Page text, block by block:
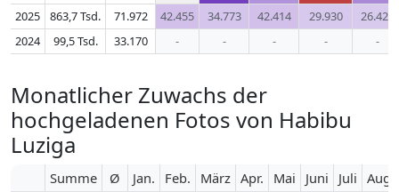
2025
863,7 Tsd. 71.972 42.455 34.773 42.414 29.930
26.421
2024
99,5 Tsd. 33.170 - - - - -
Monatlicher Zuwachs der
hochgeladenen Fotos von Habibu
Luziga
Summe Ø Jan. Feb. März Apr. Mai Juni Juli Aug.